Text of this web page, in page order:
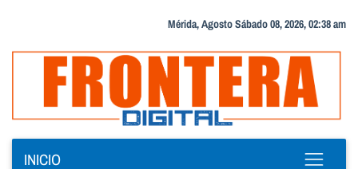
Mérida, Agosto Sábado 08, 2026, 02:38 am
INICIO